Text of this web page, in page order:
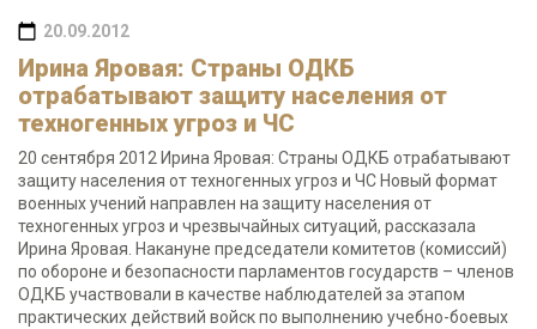
20.09.2012
Ирина Яровая: Страны ОДКБ
отрабатывают защиту населения от
техногенных угроз и ЧС
20 сентября 2012 Ирина Яровая: Страны ОДКБ отрабатывают
защиту населения от техногенных угроз и ЧС Новый формат
военных учений направлен на защиту населения от
техногенных угроз и чрезвычайных ситуаций, рассказала
Ирина Яровая. Накануне председатели комитетов (комиссий)
по обороне и безопасности парламентов государств – членов
ОДКБ участвовали в качестве наблюдателей за этапом
практических действий войск по выполнению учебно-боевых